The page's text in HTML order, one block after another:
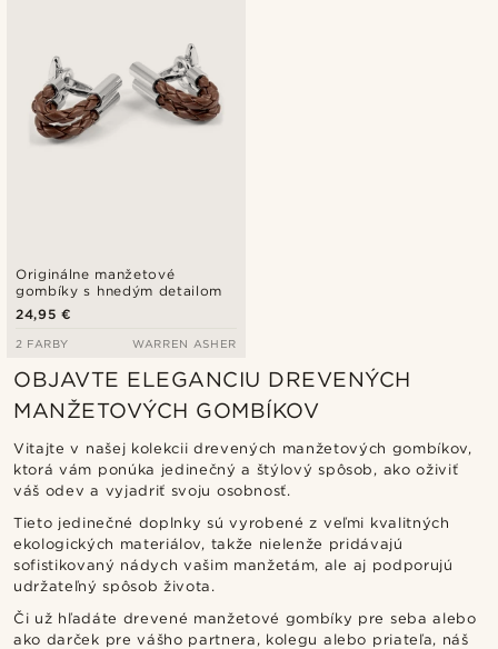
Originálne manžetové
gombíky s hnedým detailom
24,95 €
2 FARBY WARREN ASHER
OBJAVTE ELEGANCIU DREVENÝCH
MANŽETOVÝCH GOMBÍKOV
Vitajte v našej kolekcii drevených manžetových gombíkov,
ktorá vám ponúka jedinečný a štýlový spôsob, ako oživiť
váš odev a vyjadriť svoju osobnosť.
Tieto jedinečné doplnky sú vyrobené z veľmi kvalitných
ekologických materiálov, takže nielenže pridávajú
sofistikovaný nádych vašim manžetám, ale aj podporujú
udržateľný spôsob života.
Či už hľadáte drevené manžetové gombíky pre seba alebo
ako darček pre vášho partnera, kolegu alebo priateľa, náš